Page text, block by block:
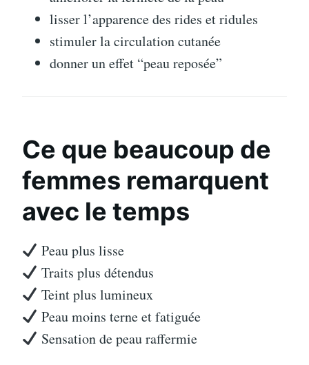
lisser l’apparence des rides et ridules
stimuler la circulation cutanée
donner un effet “peau reposée”
Ce que beaucoup de
femmes remarquent
avec le temps
Peau plus lisse
Traits plus détendus
Teint plus lumineux
Peau moins terne et fatiguée
Sensation de peau raffermie